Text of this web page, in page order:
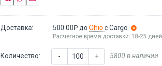
Доставка: 500.00₽ доOhioс Cargo
Расчетное время доставки: 18-25 дней
Количество: - + 5800 в наличии